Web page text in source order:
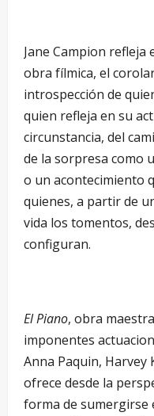
Jane Campion refleja
obra fílmica, el
introspección de
quien refleja en su
circunstancia, del
de la sorpresa como
o un acontecimiento
quienes, a partir de
vida los tomentos,
configuran.
El Piano, obra
imponentes
Anna Paquin, Harvey
ofrece desde la
forma de sumergirse